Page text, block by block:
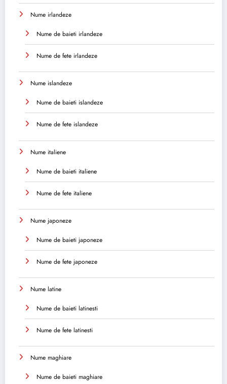
Nume irlandeze
Nume de baieti irlandeze
Nume de fete irlandeze
Nume islandeze
Nume de baieti islandeze
Nume de fete islandeze
Nume italiene
Nume de baieti italiene
Nume de fete italiene
Nume japoneze
Nume de baieti japoneze
Nume de fete japoneze
Nume latine
Nume de baieti latinesti
Nume de fete latinesti
Nume maghiare
Nume de baieti maghiare